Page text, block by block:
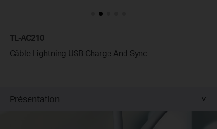
TL-AC210
Câble Lightning USB Charge And Sync
Présentation